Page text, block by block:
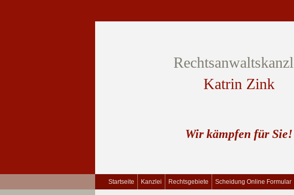
Katrin Zink
Wir kämpfen für Sie!
Startseite Kanzlei Rechtsgebiete Scheidung Online Formular